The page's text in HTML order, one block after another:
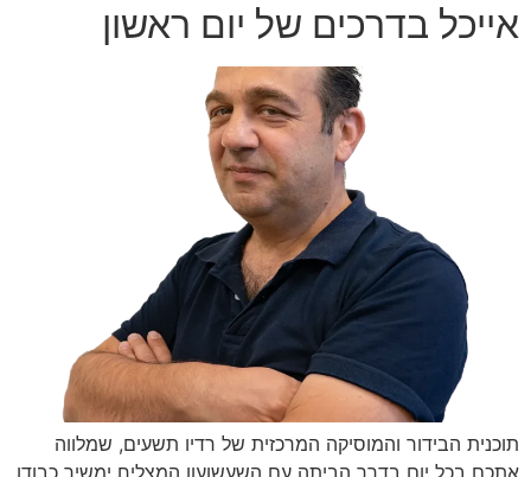
אייכל בדרכים של יום ראשון
תוכנית הבידור והמוסיקה המרכזית של רדיו תשעים, שמלווה